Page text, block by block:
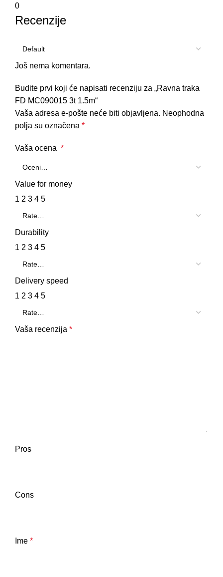
0
Recenzije
Još nema komentara.
Budite prvi koji će napisati recenziju za „Ravna traka
FD MC090015 3t 1.5m“
Vaša adresa e-pošte neće biti objavljena. Neophodna
polja su označena *
Vaša ocena *
Value for money
1 2 3 4 5
Durability
1 2 3 4 5
Delivery speed
1 2 3 4 5
Vaša recenzija *
Pros
Cons
Ime *